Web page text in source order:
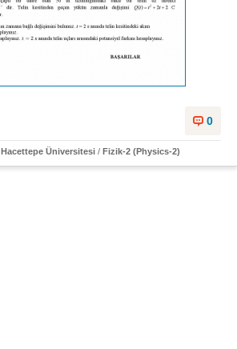
0
Hacettepe Üniversitesi / Fizik-2 (Physics-2)